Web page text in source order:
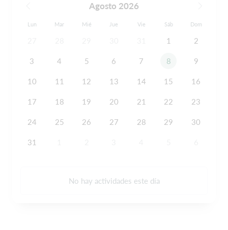
Agosto 2026
Lun Mar Mié Jue Vie Sáb Dom
1 2
3 4 5 6 7 8 9
10 11 12 13 14 15 16
17 18 19 20 21 22 23
24 25 26 27 28 29 30
31
No hay actividades este día